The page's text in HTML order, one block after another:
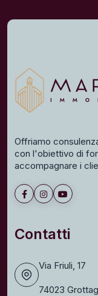
Offriamo
con l'obiettivo di
accompagnare i
Contatti
Via Friuli, 17
74023